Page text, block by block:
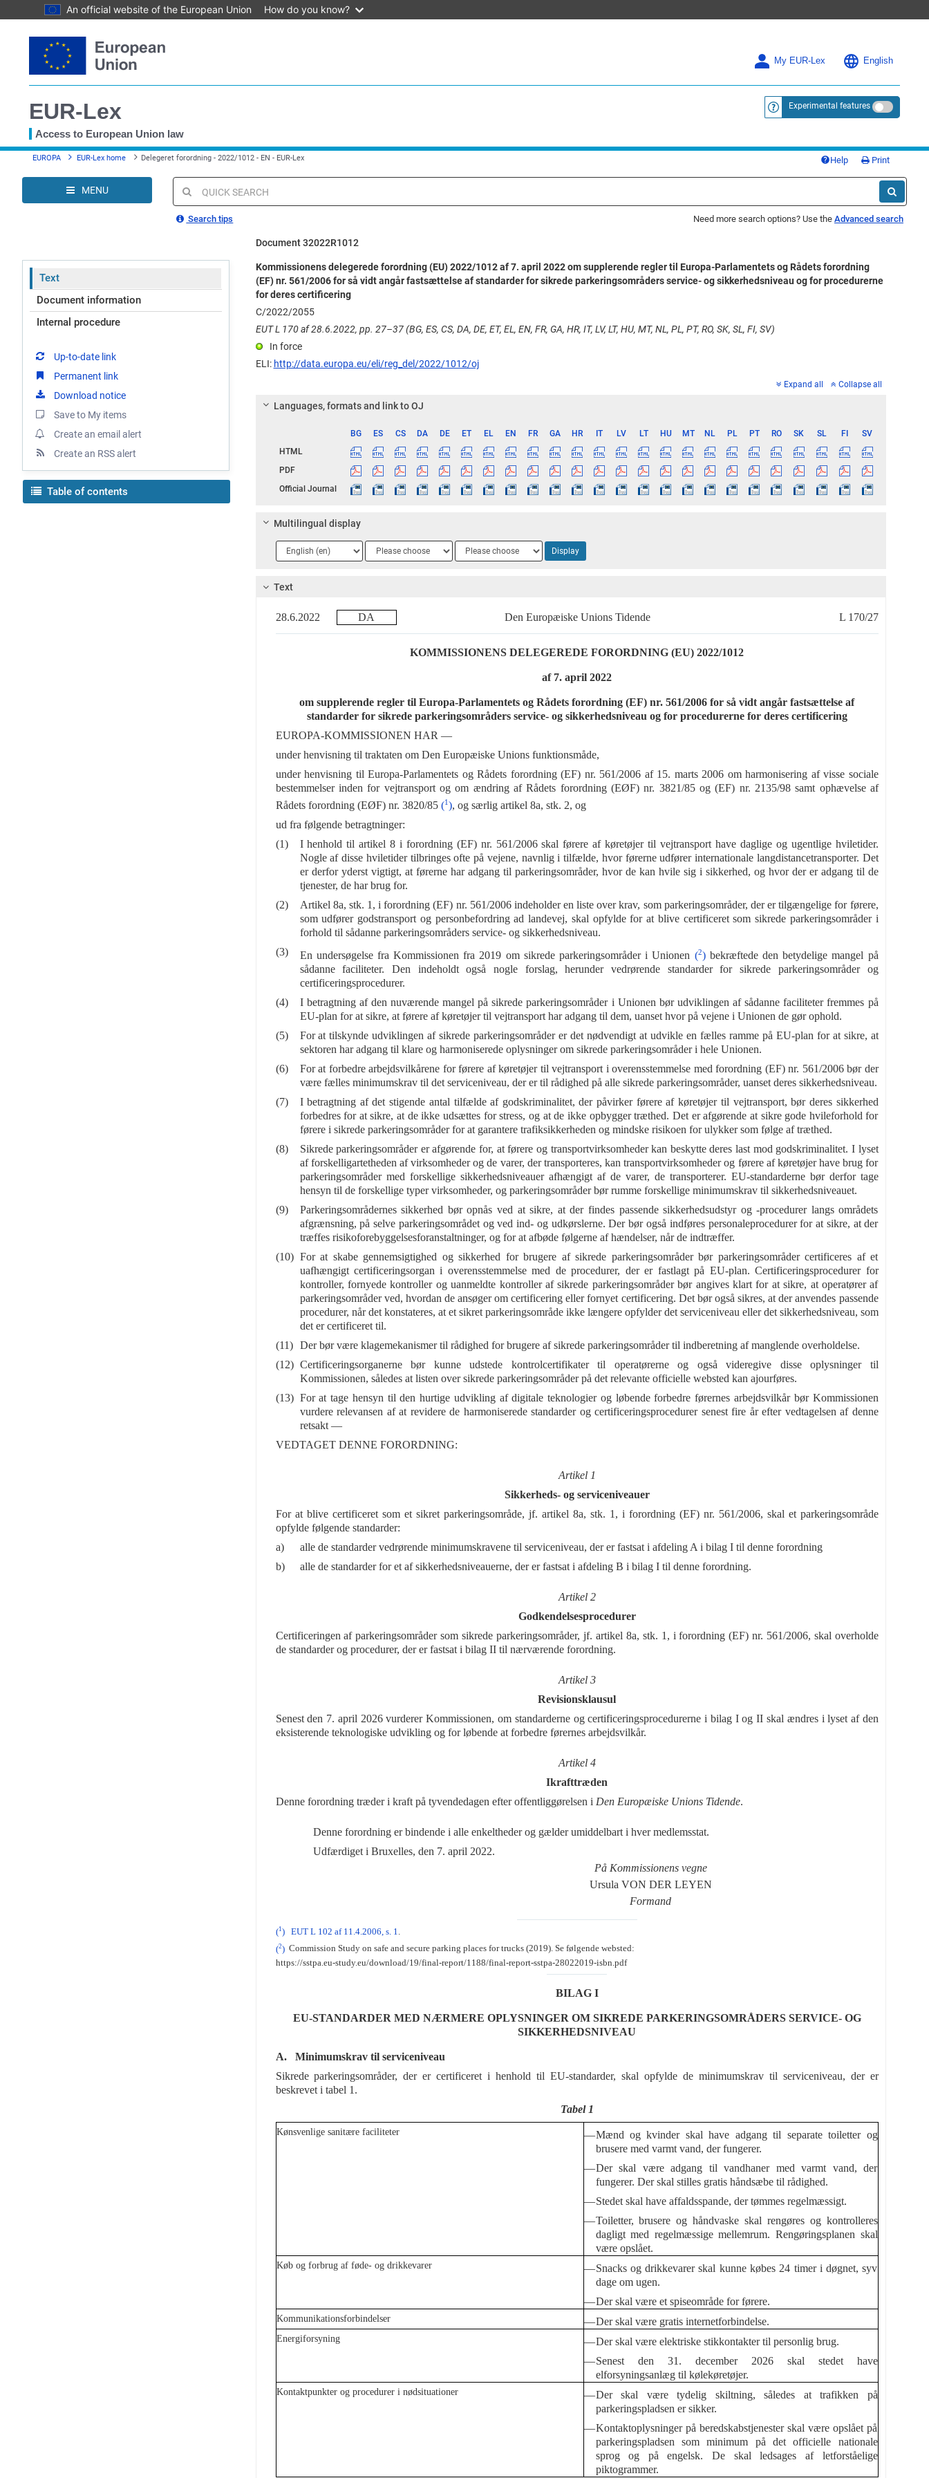
An official website of the European Union How do you know?
to
content
My EUR-Lex English
EUR-Lex
Access to European Union law
<a href="https://eur-lex.europa.eu/
Experimental features
You
here
EUROPA EUR-Lex home Delegeret forordning - 2022/1012 - EN - EUR-Lex Help Print
MENU
Quick
search
Search tips Need more search options? Use the Advanced search
Document 32022R1012
Text
Document information
Internal procedure
Up-to-date link
Permanent link
Download notice
Save to My items
Create an email alert
Create an RSS alert
Table of contents
Kommissionens delegerede forordning (EU) 2022/1012 af 7. april 2022 om supplerende regler til Europa-Parlamentets og Rådets forordning
(EF) nr. 561/2006 for så vidt angår fastsættelse af standarder for sikrede parkeringsområders service- og sikkerhedsniveau og for procedurerne
for deres certificering
C/2022/2055
EUT L 170 af 28.6.2022, pp. 27–37 (BG, ES, CS, DA, DE, ET, EL, EN, FR, GA, HR, IT, LV, LT, HU, MT, NL, PL, PT, RO, SK, SL, FI, SV)
In force
ELI: http://data.europa.eu/eli/reg_del/2022/1012/oj
Expand all Collapse all
Languages, formats and link to OJ
BG ES CS DA DE ET EL EN FR GA HR IT LV LT HU MT NL PL PT RO SK SL FI
SV
HTML
PDF
Official Journal
Multilingual display
Language
1
Language
2
Language
3
Display
Text
28.6.2022 DA Den Europæiske Unions Tidende L 170/27
KOMMISSIONENS DELEGEREDE FORORDNING (EU) 2022/1012
af 7. april 2022
om supplerende regler til Europa-Parlamentets og Rådets forordning (EF) nr. 561/2006 for så vidt angår fastsættelse af
standarder for sikrede parkeringsområders service- og sikkerhedsniveau og for procedurerne for deres certificering
EUROPA-KOMMISSIONEN HAR —
under henvisning til traktaten om Den Europæiske Unions funktionsmåde,
under henvisning til Europa-Parlamentets og Rådets forordning (EF) nr. 561/2006 af 15. marts 2006 om harmonisering af visse sociale
bestemmelser inden for vejtransport og om ændring af Rådets forordning (EØF) nr. 3821/85 og (EF) nr. 2135/98 samt ophævelse af
Rådets forordning (EØF) nr. 3820/85 (1), og særlig artikel 8a, stk. 2, og
ud fra følgende betragtninger:
(1)
I henhold til artikel 8 i forordning (EF) nr. 561/2006 skal førere af køretøjer til vejtransport have daglige og ugentlige hviletider.
Nogle af disse hviletider tilbringes ofte på vejene, navnlig i tilfælde, hvor førerne udfører internationale langdistancetransporter. Det
er derfor yderst vigtigt, at førerne har adgang til parkeringsområder, hvor de kan hvile sig i sikkerhed, og hvor der er adgang til de
tjenester, de har brug for.
(2)
Artikel 8a, stk. 1, i forordning (EF) nr. 561/2006 indeholder en liste over krav, som parkeringsområder, der er tilgængelige for førere,
som udfører godstransport og personbefordring ad landevej, skal opfylde for at blive certificeret som sikrede parkeringsområder i
forhold til sådanne parkeringsområders service- og sikkerhedsniveau.
(3)
En undersøgelse fra Kommissionen fra 2019 om sikrede parkeringsområder i Unionen (2)bekræftede den betydelige mangel på
sådanne faciliteter. Den indeholdt også nogle forslag, herunder vedrørende standarder for sikrede parkeringsområder og
certificeringsprocedurer.
(4)
I betragtning af den nuværende mangel på sikrede parkeringsområder i Unionen bør udviklingen af sådanne faciliteter fremmes på
EU-plan for at sikre, at førere af køretøjer til vejtransport har adgang til dem, uanset hvor på vejene i Unionen de gør ophold.
(5)
For at tilskynde udviklingen af sikrede parkeringsområder er det nødvendigt at udvikle en fælles ramme på EU-plan for at sikre, at
sektoren har adgang til klare og harmoniserede oplysninger om sikrede parkeringsområder i hele Unionen.
(6)
For at forbedre arbejdsvilkårene for førere af køretøjer til vejtransport i overensstemmelse med forordning (EF) nr. 561/2006 bør der
være fælles minimumskrav til det serviceniveau, der er til rådighed på alle sikrede parkeringsområder, uanset deres sikkerhedsniveau.
(7)
I betragtning af det stigende antal tilfælde af godskriminalitet, der påvirker førere af køretøjer til vejtransport, bør deres sikkerhed
forbedres for at sikre, at de ikke udsættes for stress, og at de ikke opbygger træthed. Det er afgørende at sikre gode hvileforhold for
førere i sikrede parkeringsområder for at garantere trafiksikkerheden og mindske risikoen for ulykker som følge af træthed.
(8)
Sikrede parkeringsområder er afgørende for, at førere og transportvirksomheder kan beskytte deres last mod godskriminalitet. I lyset
af forskelligartetheden af virksomheder og de varer, der transporteres, kan transportvirksomheder og førere af køretøjer have brug for
parkeringsområder med forskellige sikkerhedsniveauer afhængigt af de varer, de transporterer. EU-standarderne bør derfor tage
hensyn til de forskellige typer virksomheder, og parkeringsområder bør rumme forskellige minimumskrav til sikkerhedsniveauet.
(9)
Parkeringsområdernes sikkerhed bør opnås ved at sikre, at der findes passende sikkerhedsudstyr og -procedurer langs områdets
afgrænsning, på selve parkeringsområdet og ved ind- og udkørslerne. Der bør også indføres personaleprocedurer for at sikre, at der
træffes risikoforebyggelsesforanstaltninger, og for at afbøde følgerne af hændelser, når de indtræffer.
(10) For at skabe gennemsigtighed og sikkerhed for brugere af sikrede parkeringsområder bør parkeringsområder certificeres af et
uafhængigt certificeringsorgan i overensstemmelse med de procedurer, der er fastlagt på EU-plan. Certificeringsprocedurer for
kontroller, fornyede kontroller og uanmeldte kontroller af sikrede parkeringsområder bør angives klart for at sikre, at operatører af
parkeringsområder ved, hvordan de ansøger om certificering eller fornyet certificering. Det bør også sikres, at der anvendes passende
procedurer, når det konstateres, at et sikret parkeringsområde ikke længere opfylder det serviceniveau eller det sikkerhedsniveau, som
det er certificeret til.
(11)
Der bør være klagemekanismer til rådighed for brugere af sikrede parkeringsområder til indberetning af manglende overholdelse.
(12) Certificeringsorganerne bør kunne udstede kontrolcertifikater til operatørerne og også videregive disse oplysninger til
Kommissionen, således at listen over sikrede parkeringsområder på det relevante officielle websted kan ajourføres.
(13) For at tage hensyn til den hurtige udvikling af digitale teknologier og løbende forbedre førernes arbejdsvilkår bør Kommissionen
vurdere relevansen af at revidere de harmoniserede standarder og certificeringsprocedurer senest fire år efter vedtagelsen af denne
retsakt —
VEDTAGET DENNE FORORDNING:
Artikel 1
Sikkerheds- og serviceniveauer
For at blive certificeret som et sikret parkeringsområde, jf. artikel 8a, stk. 1, i forordning (EF) nr. 561/2006, skal et parkeringsområde
opfylde følgende standarder:
a)
alle de standarder vedrørende minimumskravene til serviceniveau, der er fastsat i afdeling A i bilag I til denne forordning
b)
alle de standarder for et af sikkerhedsniveauerne, der er fastsat i afdeling B i bilag I til denne forordning.
Artikel 2
Godkendelsesprocedurer
Certificeringen af parkeringsområder som sikrede parkeringsområder, jf. artikel 8a, stk. 1, i forordning (EF) nr. 561/2006, skal overholde
de standarder og procedurer, der er fastsat i bilag II til nærværende forordning.
Artikel 3
Revisionsklausul
Senest den 7. april 2026 vurderer Kommissionen, om standarderne og certificeringsprocedurerne i bilag I og II skal ændres i lyset af den
eksisterende teknologiske udvikling og for løbende at forbedre førernes arbejdsvilkår.
Artikel 4
Ikrafttræden
Denne forordning træder i kraft på tyvendedagen efter offentliggørelsen i Den Europæiske Unions Tidende.
Denne forordning er bindende i alle enkeltheder og gælder umiddelbart i hver medlemsstat.
Udfærdiget i Bruxelles, den 7. april 2022.
På Kommissionens vegne
Ursula VON DER LEYEN
Formand
(1) EUT L 102 af 11.4.2006, s. 1.
(2)Commission Study on safe and secure parking places for trucks (2019). Se følgende websted:
https://sstpa.eu-study.eu/download/19/final-report/1188/final-report-sstpa-28022019-isbn.pdf
BILAG I
EU-STANDARDER MED NÆRMERE OPLYSNINGER OM SIKREDE PARKERINGSOMRÅDERS SERVICE- OG
SIKKERHEDSNIVEAU
A. Minimumskrav til serviceniveau
Sikrede parkeringsområder, der er certificeret i henhold til EU-standarder, skal opfylde de minimumskrav til serviceniveau, der er
beskrevet i tabel 1.
Tabel 1
Kønsvenlige sanitære faciliteter —Mænd og kvinder skal have adgang til separate toiletter og
brusere med varmt vand, der fungerer.
—Der skal være adgang til vandhaner med varmt vand, der
fungerer. Der skal stilles gratis håndsæbe til rådighed.
—Stedet skal have affaldsspande, der tømmes regelmæssigt.
—Toiletter, brusere og håndvaske skal rengøres og kontrolleres
dagligt med regelmæssige mellemrum. Rengøringsplanen skal
være opslået.
Køb og forbrug af føde- og drikkevarer —Snacks og drikkevarer skal kunne købes 24 timer i døgnet, syv
dage om ugen.
—Der skal være et spiseområde for førere.
Kommunikationsforbindelser —Der skal være gratis internetforbindelse.
Energiforsyning —Der skal være elektriske stikkontakter til personlig brug.
—Senest den 31. december 2026 skal stedet have
elforsyningsanlæg til kølekøretøjer.
Kontaktpunkter og procedurer i nødsituationer —Der skal være tydelig skiltning, således at trafikken på
parkeringspladsen er sikker.
—Kontaktoplysninger på beredskabstjenester skal være opslået på
parkeringspladsen som minimum på det officielle nationale
sprog og på engelsk. De skal ledsages af letforståelige
piktogrammer.